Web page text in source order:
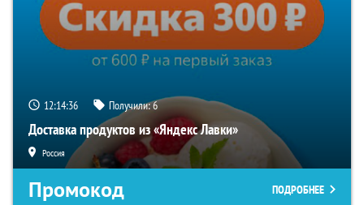
12:14:35 Получили:6
Доставка продуктов из «Яндекс Лавки»
Россия
Промокод ПОДРОБНЕЕ